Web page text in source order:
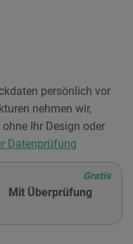
persönlich vor
nehmen wir,
Ihr Design oder
Datenprüfung
Mit Überprüfung
Gratis